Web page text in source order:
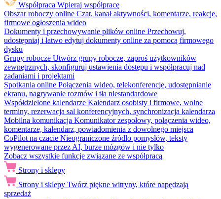
Współpraca Wpieraj współpracę
Obszar roboczy online Czat, kanał aktywności, komentarze, reakcje,
firmowe ogłoszenia wideo
Dokumenty i przechowywanie plików online Przechowuj,
udostępniaj i łatwo edytuj dokumenty online za pomocą firmowego
dysku
Grupy robocze Utwórz grupy robocze, zaproś użytkowników
zewnętrznych, skonfiguruj ustawienia dostępu i współpracuj nad
zadaniami i projektami
Spotkania online Połączenia wideo, telekonferencje, udostępnianie
ekranu, nagrywanie rozmów i tła niestandardowe
Współdzielone kalendarze Kalendarz osobisty i firmowe, wolne
terminy, rezerwacja sal konferencyjnych, synchronizacja kalendarza
Mobilna komunikacja Komunikator zespołowy, połączenia wideo,
komentarze, kalendarz, powiadomienia z dowolnego miejsca
CoPilot na czacie Nieograniczone źródło pomysłów, teksty
wygenerowane przez AI, burze mózgów i nie tylko
Zobacz wszystkie funkcje związane ze współpracą
Strony i sklepy
Strony i sklepy Twórz piękne witryny, które napędzają
sprzedaż